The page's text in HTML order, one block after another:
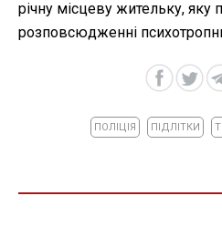
річну місцеву жительку, яку
розповсюдженні
ПОЛІЦІЯ ПІДЛІТКИ